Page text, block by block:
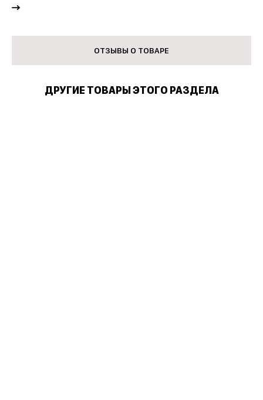
ОТЗЫВЫ О ТОВАРЕ
ДРУГИЕ ТОВАРЫ ЭТОГО РАЗДЕЛА